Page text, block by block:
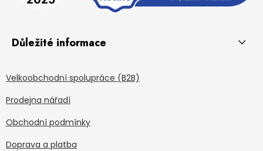
Důležité informace
Velkoobchodní spolupráce (B2B)
Prodejna nářadí
Obchodní podmínky
Doprava a platba